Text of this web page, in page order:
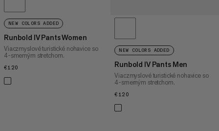
NEW COLORS ADDED
Runbold IV Pants Women
Viaczmyslové turistické nohavice so
4-smerným stretchom.
€120
NEW COLORS ADDED
Runbold IV Pants Men
Viaczmyslové turistické nohavice so
4-smerným stretchom.
€120